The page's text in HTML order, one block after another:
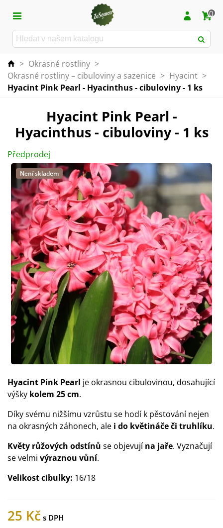
0
> Okrasné rostliny >
Okrasné rostliny – cibuloviny a sazenice > Hyacint >
Hyacint Pink Pearl - Hyacinthus - cibuloviny - 1 ks
Hyacint Pink Pearl -
Hyacinthus - cibuloviny - 1 ks
Předprodej
Není skladem
Hyacint Pink Pearl je okrasnou cibulovinou, dosahující
výšky kolem 25 cm.
Díky svému nižšímu vzrůstu se hodí k pěstování nejen
na okrasných záhonech, ale i do květináče či truhlíku.
Květy růžových odstínů se objevujína jaře. Vyznačují
se velmi výraznou vůní.
Velikost cibulky: 16/18
25 Kč